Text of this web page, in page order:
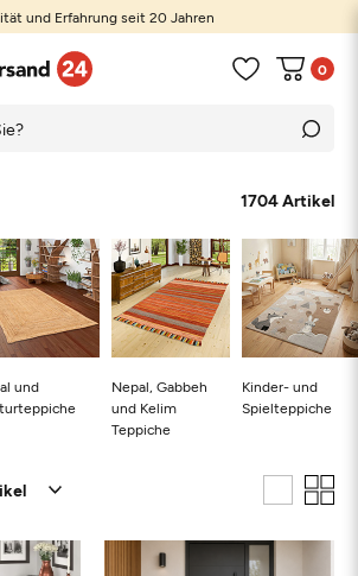
und Erfahrung seit 20 Jahren
0
1704 Artikel
und
Kinder- und
Spielteppiche
Nepal, Gabbeh
und Kelim
Teppiche